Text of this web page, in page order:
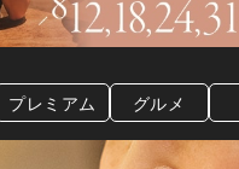
プレミアム グルメ